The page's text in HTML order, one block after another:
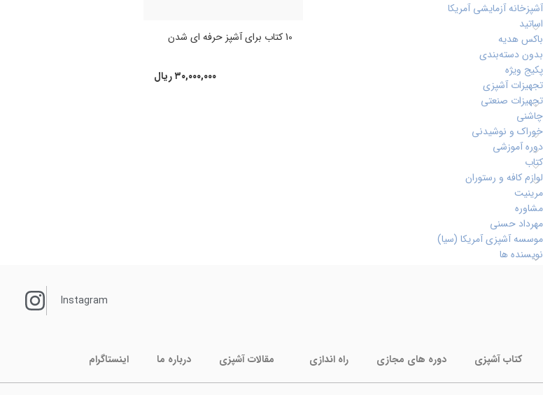
آشپزخانه آزمایشی آمریکا
اساتید
باکس هدیه
بدون دسته‌بندی
پکیج ویژه
تجهیزات آشپزی
تجهیزات صنعتی
چاشنی
خوراک و نوشیدنی
دوره آموزشی
کتاب
لوازم کافه و رستوران
مرینیت
مشاوره
مهرداد حسنی
موسسه آشپزی آمریکا (سیا)
نویسنده ها
10 کتاب برای آشپز حرفه ای شدن
۳۰,۰۰۰,۰۰۰ریال
Instagram
کتاب آشپزی دوره های مجازی راه اندازی مقالات آشپزی درباره ما اینستاگرام